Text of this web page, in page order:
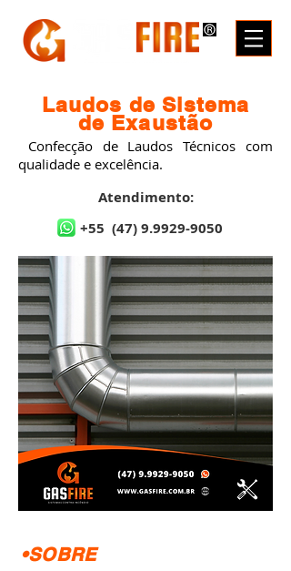
Laudos de Sistema
de Exaustão
Confecção de Laudos Técnicos com
qualidade e excelência.
Atendimento:
+55 (47) 9.9929-9050
•SOBRE